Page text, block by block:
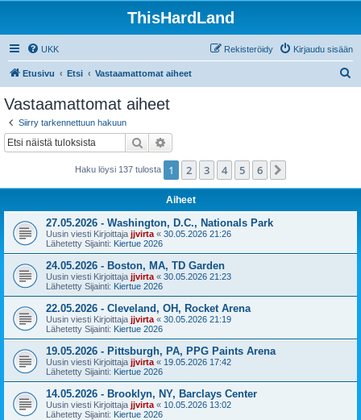
ThisHardLand
UKK Kirjaudu sisään
Rekisteröidy
Etusivu Etsi Vastaamattomat aiheet
Vastaamattomat aiheet
Siirry tarkennettuun hakuun
Etsi
Haku löysi 137 tulosta 1 2 3 4 5 6
Aiheet
27.05.2026 - Washington, D.C., Nationals Park
Uusin viesti Kirjoittaja jjvirta « 30.05.2026 21:26
Lähetetty Sijainti: Kiertue 2026
24.05.2026 - Boston, MA, TD Garden
Uusin viesti Kirjoittaja jjvirta « 30.05.2026 21:23
Lähetetty Sijainti: Kiertue 2026
22.05.2026 - Cleveland, OH, Rocket Arena
Uusin viesti Kirjoittaja jjvirta « 30.05.2026 21:19
Lähetetty Sijainti: Kiertue 2026
19.05.2026 - Pittsburgh, PA, PPG Paints Arena
Uusin viesti Kirjoittaja jjvirta « 19.05.2026 17:42
Lähetetty Sijainti: Kiertue 2026
14.05.2026 - Brooklyn, NY, Barclays Center
Uusin viesti Kirjoittaja jjvirta « 10.05.2026 13:02
Lähetetty Sijainti: Kiertue 2026